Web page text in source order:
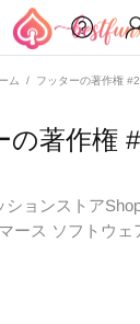
ム フッターの著作権
の著作権
ョンストア
ース ソフトウェ